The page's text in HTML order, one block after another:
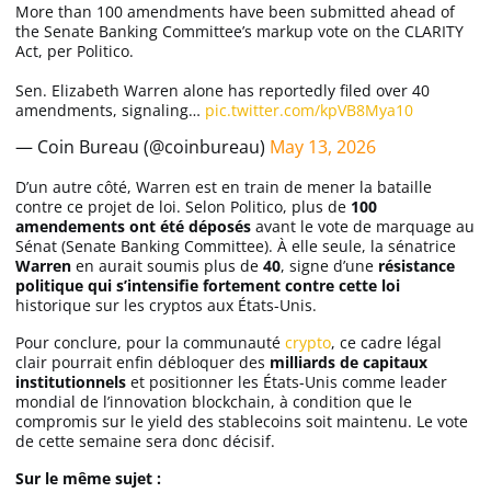
More than 100 amendments have been submitted ahead of
the Senate Banking Committee’s markup vote on the CLARITY
Act, per Politico.
Sen. Elizabeth Warren alone has reportedly filed over 40
amendments, signaling… pic.twitter.com/kpVB8Mya10
— Coin Bureau (@coinbureau) May 13, 2026
D’un autre côté, Warren est en train de mener la bataille
contre ce projet de loi. Selon Politico, plus de 100
amendements ont été déposés avant le vote de marquage au
Sénat (Senate Banking Committee). À elle seule, la sénatrice
Warren en aurait soumis plus de 40, signe d’une résistance
politique qui s’intensifie fortement contre cette loi
historique sur les cryptos aux États-Unis.
Pour conclure, pour la communauté crypto, ce cadre légal
clair pourrait enfin débloquer des milliards de capitaux
institutionnels et positionner les États-Unis comme leader
mondial de l’innovation blockchain, à condition que le
compromis sur le yield des stablecoins soit maintenu. Le vote
de cette semaine sera donc décisif.
Sur le même sujet :